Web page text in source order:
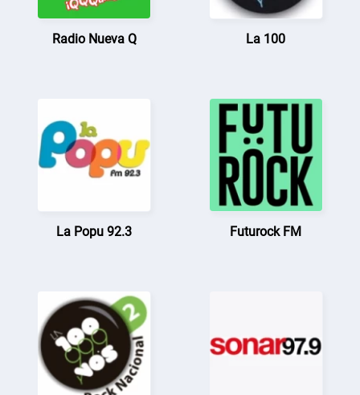
Radio Nueva Q La 100
La Popu 92.3 Futurock FM